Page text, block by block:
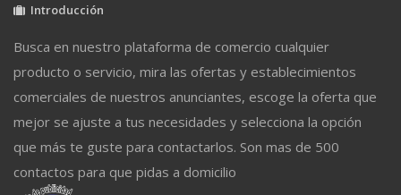
Introducción
Busca en nuestro plataforma de comercio cualquier
producto o servicio, mira las ofertas y establecimientos
comerciales de nuestros anunciantes, escoge la oferta que
mejor se ajuste a tus necesidades y selecciona la opción
que más te guste para contactarlos. Son mas de 500
contactos para que pidas a domicilio